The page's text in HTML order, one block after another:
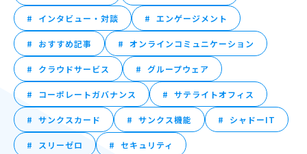
インタビュー・対談 エンゲージメント
おすすめ記事 オンラインコミュニケーション
クラウドサービス グループウェア
コーポレートガバナンス サテライトオフィス
サンクスカード サンクス機能 シャドーIT
スリーゼロ セキュリティ